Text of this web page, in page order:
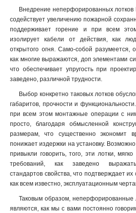
Внедрение неперфорированных лотков
содействует увеличению пожарной
поддерживает горение и при всем
изолирует кабели от действия, как
открытого огня. Само-собой разумеется,
как многие выражаются, доп элементами
что обеспечивает упругость при
заведено, различной трудности.
Выбор конкретно таковых лотков
габаритов, прочности и
при всем этом монтажные операции с
просто, благодаря обмысленной
размерам, что существенно экономит
понижает издержки на установку.
привыкли говорить, того, эти лотки,
требований, как заведено
стандартов свойства, что подтверждает
как всем известно, эксплуатационным
Таковым образом, неперфорированные
являются, как мы с вами постоянно